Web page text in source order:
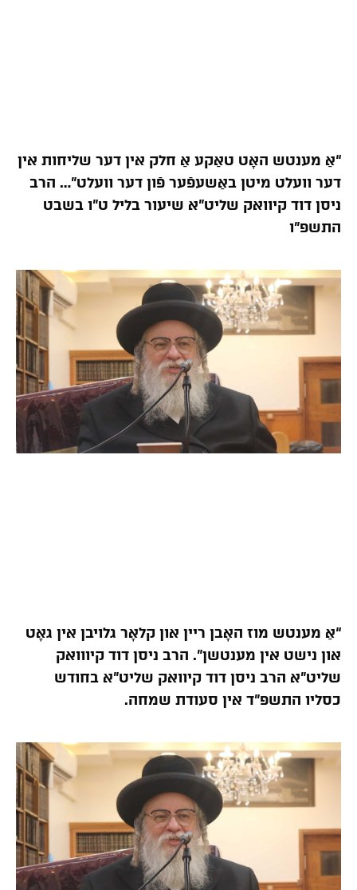
“אַ מענטש האָט טאַקע אַ חלק אין דער שליחות אין
דער וועלט מיטן באַשעפֿער פֿון דער וועלט”… הרב
ניסן דוד קיוואק שליט”א שיעור בליל ט”ו בשבט
התשפ”ו
“אַ מענטש מוז האָבן ריין און קלאָר גלויבן אין גאָט
און נישט אין מענטשן”. הרב ניסן דוד קיווואק
שליט”א הרב ניסן דוד קיוואק שליט”א בחודש
כסליו התשפ”ד אין סעודת שמחה.